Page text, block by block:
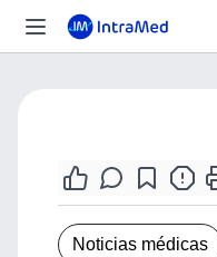
Noticias médicas